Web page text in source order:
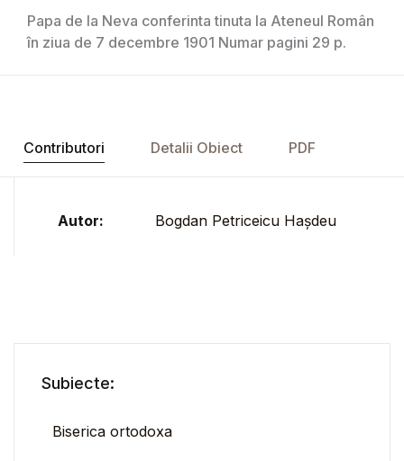
Papa de la Neva conferinta tinuta la Ateneul Român
în ziua de 7 decembre 1901 Numar pagini 29 p.
Contributori Detalii Obiect PDF
Autor: Bogdan Petriceicu Hașdeu
Subiecte:
Biserica ortodoxa